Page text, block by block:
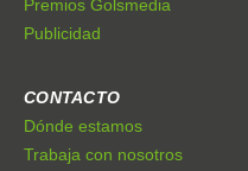
Premios Golsmedia
Publicidad
CONTACTO
Dónde estamos
Trabaja con nosotros